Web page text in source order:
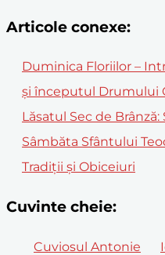
Articole conexe:
Duminica Floriilor –
și începutul Drumului
Lăsatul Sec de
Sâmbăta Sfântului
Tradiții și Obiceiuri
Cuvinte cheie:
Cuviosul Antonie